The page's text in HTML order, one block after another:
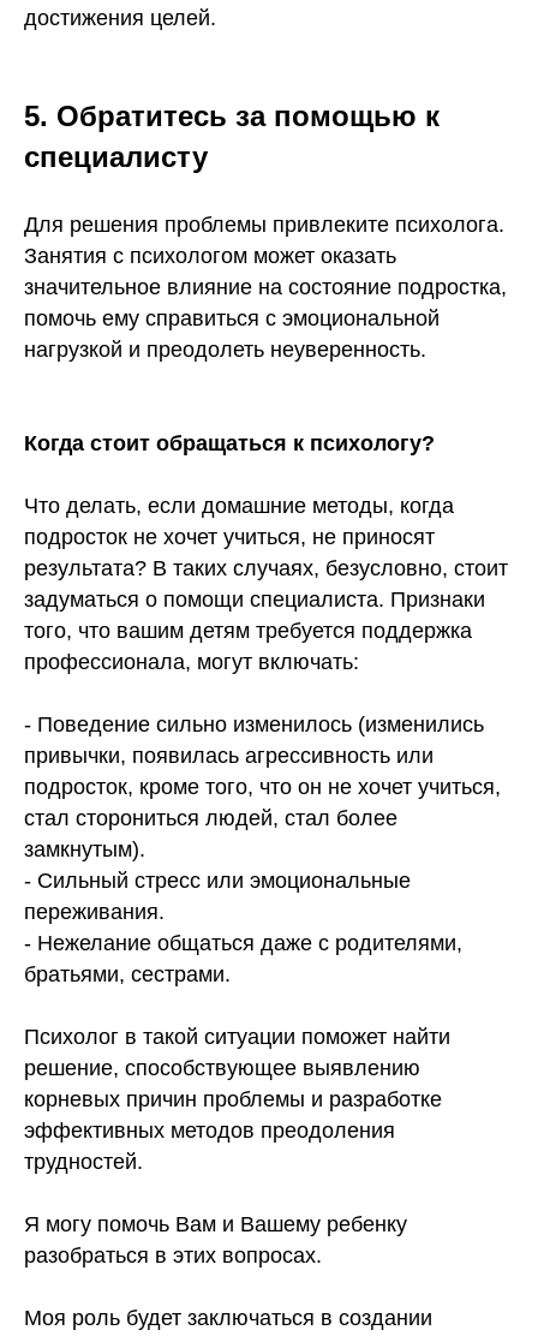
достижения целей.
5. Обратитесь за помощью к
специалисту
Для решения проблемы привлеките психолога.
Занятия с психологом может оказать
значительное влияние на состояние подростка,
помочь ему справиться с эмоциональной
нагрузкой и преодолеть неуверенность.
Когда стоит обращаться к психологу?
Что делать, если домашние методы, когда
подросток не хочет учиться, не приносят
результата? В таких случаях, безусловно, стоит
задуматься о помощи специалиста. Признаки
того, что вашим детям требуется поддержка
профессионала, могут включать:
- Поведение сильно изменилось (изменились
привычки, появилась агрессивность или
подросток, кроме того, что он не хочет учиться,
стал сторониться людей, стал более
замкнутым).
- Сильный стресс или эмоциональные
переживания.
- Нежелание общаться даже с родителями,
братьями, сестрами.
Психолог в такой ситуации поможет найти
решение, способствующее выявлению
корневых причин проблемы и разработке
эффективных методов преодоления
трудностей.
Я могу помочь Вам и Вашему ребенку
разобраться в этих вопросах.
Моя роль будет заключаться в создании